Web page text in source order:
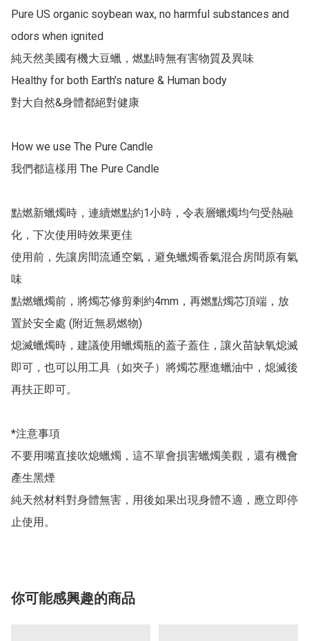
Pure US organic soybean wax, no harmful substances and
odors when ignited
純天然美國有機大豆蠟，燃點時無有害物質及異味
Healthy for both Earth's nature & Human body
對大自然&身體都絕對健康
How we use The Pure Candle
我們都這樣用 The Pure Candle
點燃新蠟燭時，連續燃點約1小時，令表層蠟燭均勻受熱融
化，下次使用時效果更佳
使用前，先讓房間流通空氣，避免蠟燭香氣混合房間原有氣
味
點燃蠟燭前，將燭芯修剪剩約4mm，再燃點燭芯頂端，放
置於安全處 (附近無易燃物)
熄滅蠟燭時，建議使用蠟燭瓶的蓋子蓋住，讓火苗缺氧熄滅
即可，也可以用工具（如夾子）將燭芯壓進蠟油中，熄滅後
再扶正即可。
*注意事項
不要用嘴直接吹熄蠟燭，這不單會損害蠟燭美觀，還有機會
產生黑煙
純天然材料對身體無害，用後如果出現身體不適，應立即停
你可能感興趣的商品